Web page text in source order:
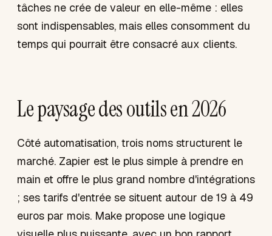
tâches ne crée de valeur en elle-même : elles
sont indispensables, mais elles consomment du
temps qui pourrait être consacré aux clients.
Le paysage des outils en 2026
Côté automatisation, trois noms structurent le
marché. Zapier est le plus simple à prendre en
main et offre le plus grand nombre d'intégrations
; ses tarifs d'entrée se situent autour de 19 à 49
euros par mois. Make propose une logique